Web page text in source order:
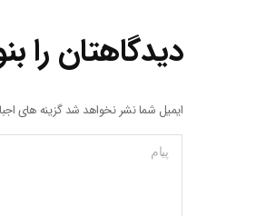
دیدگاهتان را
ایمیل شما نشر نخواهد شد گزینه های
پیام